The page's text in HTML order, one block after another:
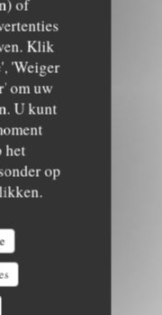
Klik
'Weiger
om uw
U kunt
het
op